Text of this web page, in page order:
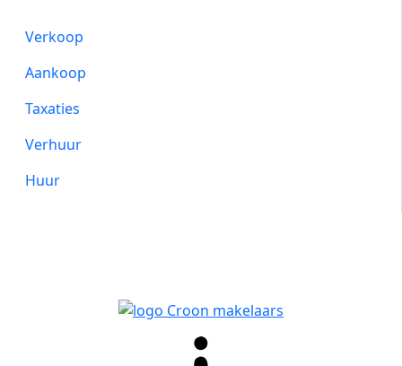
Verkoop
Aankoop
Taxaties
Verhuur
Huur